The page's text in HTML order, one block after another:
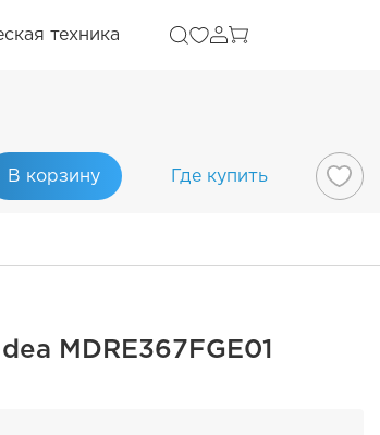
техника
В корзину Где купить
MDRE367FGE01